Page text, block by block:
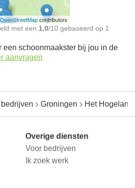
OpenStreetMapcontributors
met een 1,0/10 gebaseerd op 1
een schoonmaakster bij jou in de
aanvragen
Groningen Het Hogeland
Overige diensten
Voor bedrijven
Ik zoek werk